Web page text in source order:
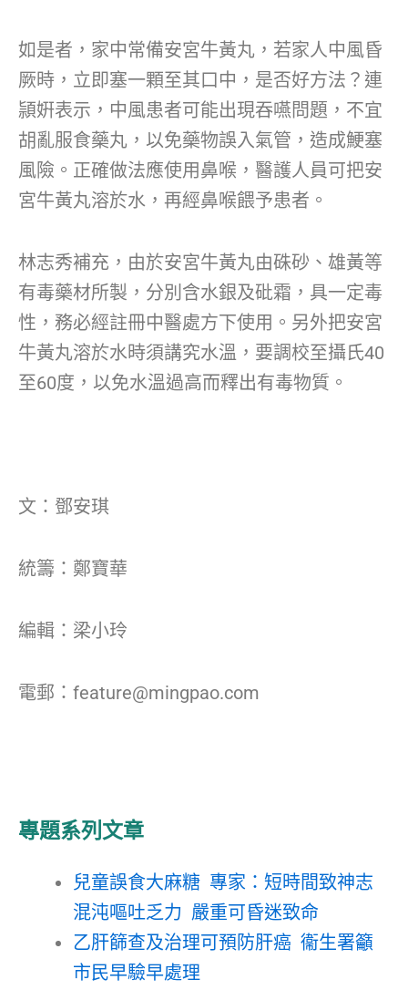
如是者，家中常備安宮牛黃丸，若家人中風昏
厥時，立即塞一顆至其口中，是否好方法？連
頴姸表示，中風患者可能出現吞嚥問題，不宜
胡亂服食藥丸，以免藥物誤入氣管，造成鯁塞
風險。正確做法應使用鼻喉，醫護人員可把安
宮牛黃丸溶於水，再經鼻喉餵予患者。
林志秀補充，由於安宮牛黃丸由硃砂、雄黃等
有毒藥材所製，分別含水銀及砒霜，具一定毒
性，務必經註冊中醫處方下使用。另外把安宮
牛黃丸溶於水時須講究水溫，要調校至攝氏40
至60度，以免水溫過高而釋出有毒物質。
文：鄧安琪
統籌：鄭寶華
編輯：梁小玲
電郵：feature@mingpao.com
專題系列文章
兒童誤食大麻糖 專家：短時間致神志
混沌嘔吐乏力 嚴重可昏迷致命
乙肝篩查及治理可預防肝癌 衞生署籲
市民早驗早處理